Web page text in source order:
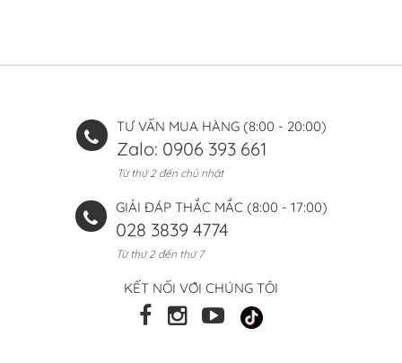
TƯ VẤN MUA HÀNG (8:00 - 20:00)
Zalo: 0906 393 661
Từ thứ 2 đến chủ nhật
GIẢI ĐÁP THẮC MẮC (8:00 - 17:00)
028 3839 4774
Từ thứ 2 đến thứ 7
KẾT NỐI VỚI CHÚNG TÔI